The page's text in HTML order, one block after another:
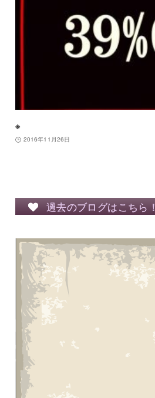
※
2016年11月26日
過去のブログはこちら！